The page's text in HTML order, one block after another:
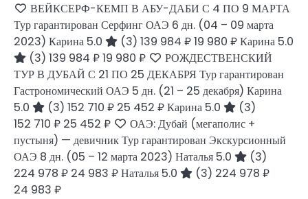
ВЕЙКСЕРФ-КЕМП В АБУ-ДАБИ С 4 ПО 9 МАРТА
Тур гарантирован Серфинг ОАЭ 6 дн. (04 – 09 марта
2023) Карина 5.0 (3) 139 984 ₽19 980 ₽Карина 5.0
(3) 139 984 ₽19 980 ₽
РОЖДЕСТВЕНСКИЙ
ТУР В ДУБАЙ С 21 ПО 25 ДЕКАБРЯ Тур гарантирован
Гастрономический ОАЭ 5 дн. (21 – 25 декабря) Карина
5.0
(3) 152 710 ₽ 25 452 ₽Карина 5.0
(3)
152 710 ₽ 25 452 ₽
ОАЭ: Дубай (мегаполис +
пустыня) — девичник Тур гарантирован Экскурсионный
ОАЭ 8 дн. (05 – 12 марта 2023) Наталья 5.0
(3)
224 978 ₽ 24 983 ₽Наталья 5.0 (3) 224 978 ₽
24 983 ₽